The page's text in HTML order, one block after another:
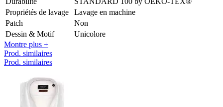
Propriétés de lavage
Lavage en machine
Patch
Non
Dessin & Motif
Unicolore
Montre plus +
Prod. similaires
Prod. similaires